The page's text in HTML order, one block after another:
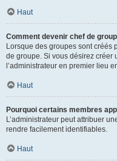
Haut
Comment devenir chef de
Lorsque des groupes sont créés
de groupe. Si vous désirez créer
l’administrateur en premier lieu
Haut
Pourquoi certains membres
L’administrateur peut attribuer
rendre facilement identifiables.
Haut